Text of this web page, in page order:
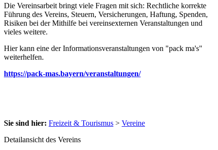
Die Vereinsarbeit bringt viele Fragen mit sich: Rechtliche korrekte
Führung des Vereins, Steuern, Versicherungen, Haftung, Spenden,
Risiken bei der Mithilfe bei vereinsexternen Veranstaltungen und
vieles weitere.
Hier kann eine der Informationsveranstaltungen von "pack ma's"
weiterhelfen.
https://pack-mas.bayern/veranstaltungen/
Sie sind hier: Freizeit & Tourismus > Vereine
Detailansicht des Vereins